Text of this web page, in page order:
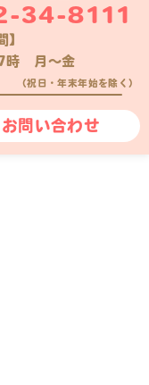
34-8111
】
時 月〜金
（祝日・年末年始を除く）
お問い合わせ